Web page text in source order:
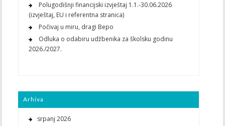
Polugodišnji financijski izvještaj 1.1.-30.06.2026
(izvještaj, EU i referentna stranica)
Počivaj u miru, dragi Bepo
Odluka o odabiru udžbenika za školsku godinu
2026./2027.
Arhiva
srpanj 2026